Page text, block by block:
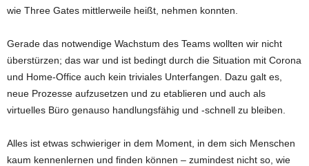
wie Three Gates mittlerweile heißt, nehmen konnten.
Gerade das notwendige Wachstum des Teams wollten wir nicht
überstürzen; das war und ist bedingt durch die Situation mit Corona
und Home-Office auch kein triviales Unterfangen. Dazu galt es,
neue Prozesse aufzusetzen und zu etablieren und auch als
virtuelles Büro genauso handlungsfähig und -schnell zu bleiben.
Alles ist etwas schwieriger in dem Moment, in dem sich Menschen
kaum kennenlernen und finden können – zumindest nicht so, wie